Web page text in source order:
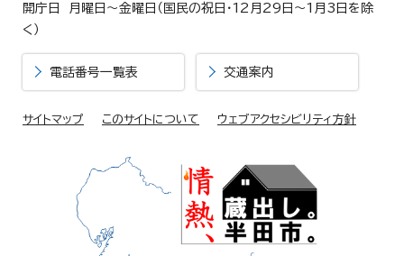
開庁日 月曜日～金曜日（国民の祝日・12月29日～1月3日を除
く）
電話番号一覧表 交通案内
サイトマップ このサイトについて ウェブアクセシビリティ方針